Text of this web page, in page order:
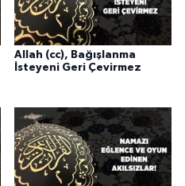
Allah (cc), Bağışlanma
İsteyeni Geri Çevirmez